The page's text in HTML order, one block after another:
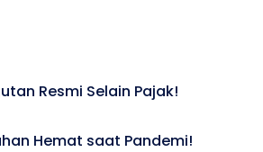
Resmi Selain Pajak!
Hemat saat Pandemi!